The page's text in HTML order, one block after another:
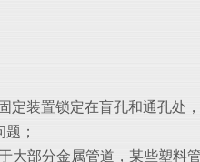
定装置锁定在盲孔和通孔处
；
大部分金属管道，某些塑料